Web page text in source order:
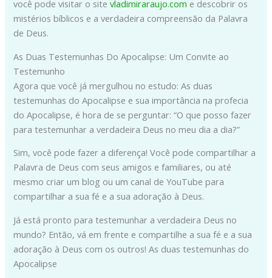
você pode visitar o sitevladimiraraujo.com e descobrir os
mistérios bíblicos e a verdadeira compreensão da Palavra
de Deus.
As Duas Testemunhas Do Apocalipse: Um Convite ao
Testemunho
Agora que você já mergulhou no estudo: As duas
testemunhas do Apocalipse e sua importância na profecia
do Apocalipse, é hora de se perguntar: “O que posso fazer
para testemunhar a verdadeira Deus no meu dia a dia?”
Sim, você pode fazer a diferença! Você pode compartilhar a
Palavra de Deus com seus amigos e familiares, ou até
mesmo criar um blog ou um canal de YouTube para
compartilhar a sua fé e a sua adoração à Deus.
Já está pronto para testemunhar a verdadeira Deus no
mundo? Então, vá em frente e compartilhe a sua fé e a sua
adoração à Deus com os outros! As duas testemunhas do
Apocalipse